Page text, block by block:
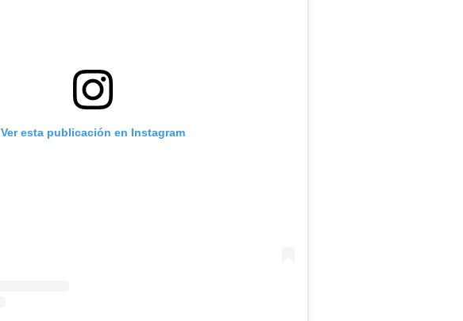
Ver esta publicación en Instagram